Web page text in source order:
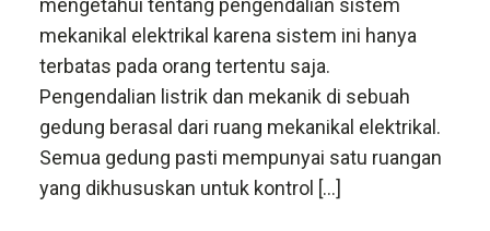
mengetahui tentang pengendalian sistem
mekanikal elektrikal karena sistem ini hanya
terbatas pada orang tertentu saja.
Pengendalian listrik dan mekanik di sebuah
gedung berasal dari ruang mekanikal elektrikal.
Semua gedung pasti mempunyai satu ruangan
yang dikhususkan untuk kontrol […]